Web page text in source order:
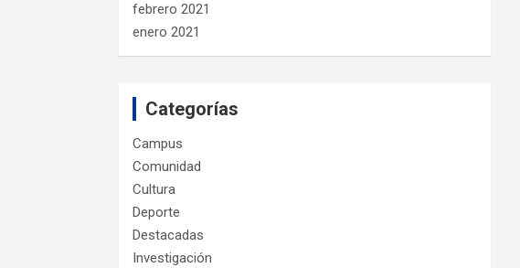
febrero 2021
enero 2021
Categorías
Campus
Comunidad
Cultura
Deporte
Destacadas
Investigación